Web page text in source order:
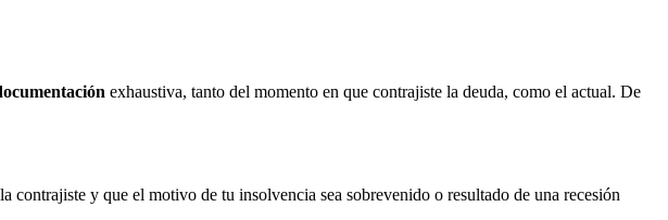
exhaustiva, tanto del momento en que contrajiste la deuda, como el actual. De
contrajiste y que el motivo de tu insolvencia sea sobrevenido o resultado de una recesión